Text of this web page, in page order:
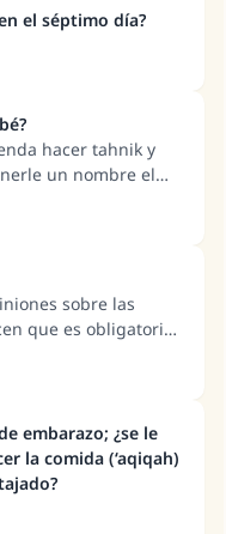
es recomendable
el séptimo día?
hacer tahnik y
un nombre el
el oído derecho
sobre las
que es obligatoria,
más correcta,
es pobre, y mucho
embarazo; ¿se le
la comida (‘aqiqah)
salvó un